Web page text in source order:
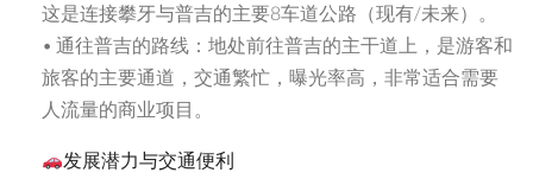
这是连接攀牙与普吉的主要8车道公路（现有/未来）。
• 通往普吉的路线：地处前往普吉的主干道上，是游客和
旅客的主要通道，交通繁忙，曝光率高，非常适合需要
人流量的商业项目。
发展潜力与交通便利